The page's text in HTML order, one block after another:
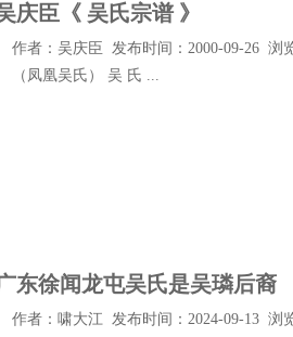
庆臣《 吴氏宗谱 》
作者：吴庆臣 发布时间：2000-09-26 浏
（凤凰吴氏） 吴 氏 ...
东徐闻龙屯吴氏是吴璘后裔
作者：啸大江 发布时间：2024-09-13 浏